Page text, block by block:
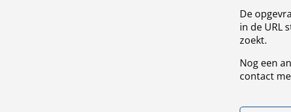
De
in de URL
zoekt.
Nog een
contact